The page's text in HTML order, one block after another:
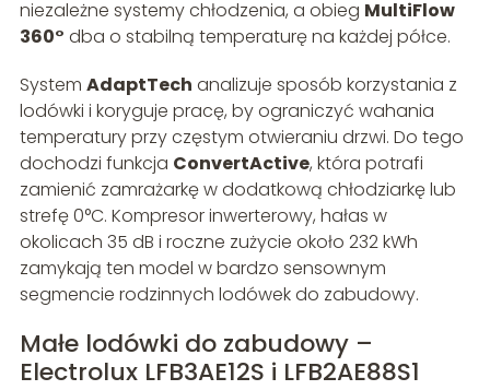
niezależne systemy chłodzenia, a obieg MultiFlow
360° dba o stabilną temperaturę na każdej półce.
System AdaptTech analizuje sposób korzystania z
lodówki i koryguje pracę, by ograniczyć wahania
temperatury przy częstym otwieraniu drzwi. Do tego
dochodzi funkcja ConvertActive, która potrafi
zamienić zamrażarkę w dodatkową chłodziarkę lub
strefę 0°C. Kompresor inwerterowy, hałas w
okolicach 35 dB i roczne zużycie około 232 kWh
zamykają ten model w bardzo sensownym
segmencie rodzinnych lodówek do zabudowy.
Małe lodówki do zabudowy –
Electrolux LFB3AE12S i LFB2AE88S1